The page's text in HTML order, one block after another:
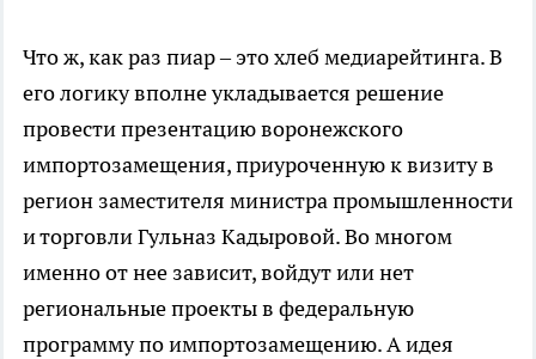
Что ж, как раз пиар – это хлеб медиарейтинга. В
его логику вполне укладывается решение
провести презентацию воронежского
импортозамещения, приуроченную к визиту в
регион заместителя министра промышленности
и торговли Гульназ Кадыровой. Во многом
именно от нее зависит, войдут или нет
региональные проекты в федеральную
программу по импортозамещению. А идея